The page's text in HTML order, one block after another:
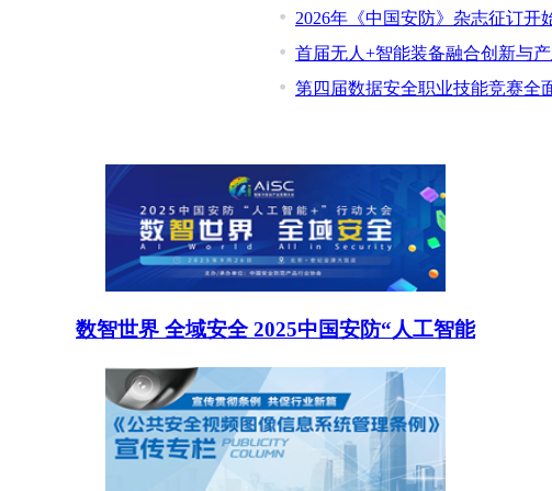
2026年《中国安防》杂志征订开
首届无人+智能装备融合创新与
第四届数据安全职业技能竞赛全
数智世界 全域安全 2025中国安防“人工智能